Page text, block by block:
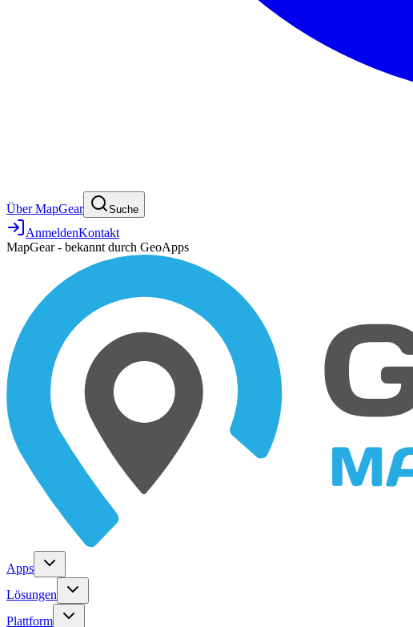
Über MapGear Suche
AnmeldenKontakt
MapGear - bekannt durch GeoApps
Apps
Lösungen
Plattform